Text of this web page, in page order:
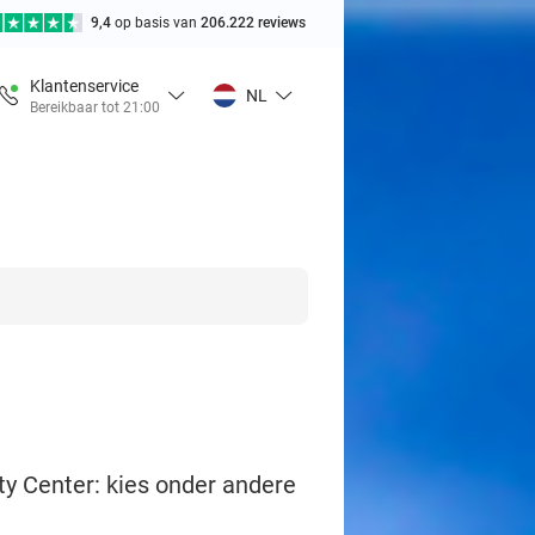
9,4 op basis van 206.222 reviews
Klantenservice
Bereikbaar tot 21:00
NL
Center: kies onder andere